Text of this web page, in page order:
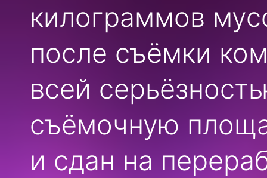
килограммов
после съёмки
всей
съёмочную
и сдан на